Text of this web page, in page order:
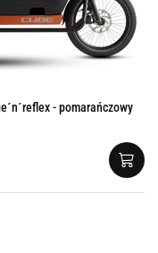
- pomarańczowy